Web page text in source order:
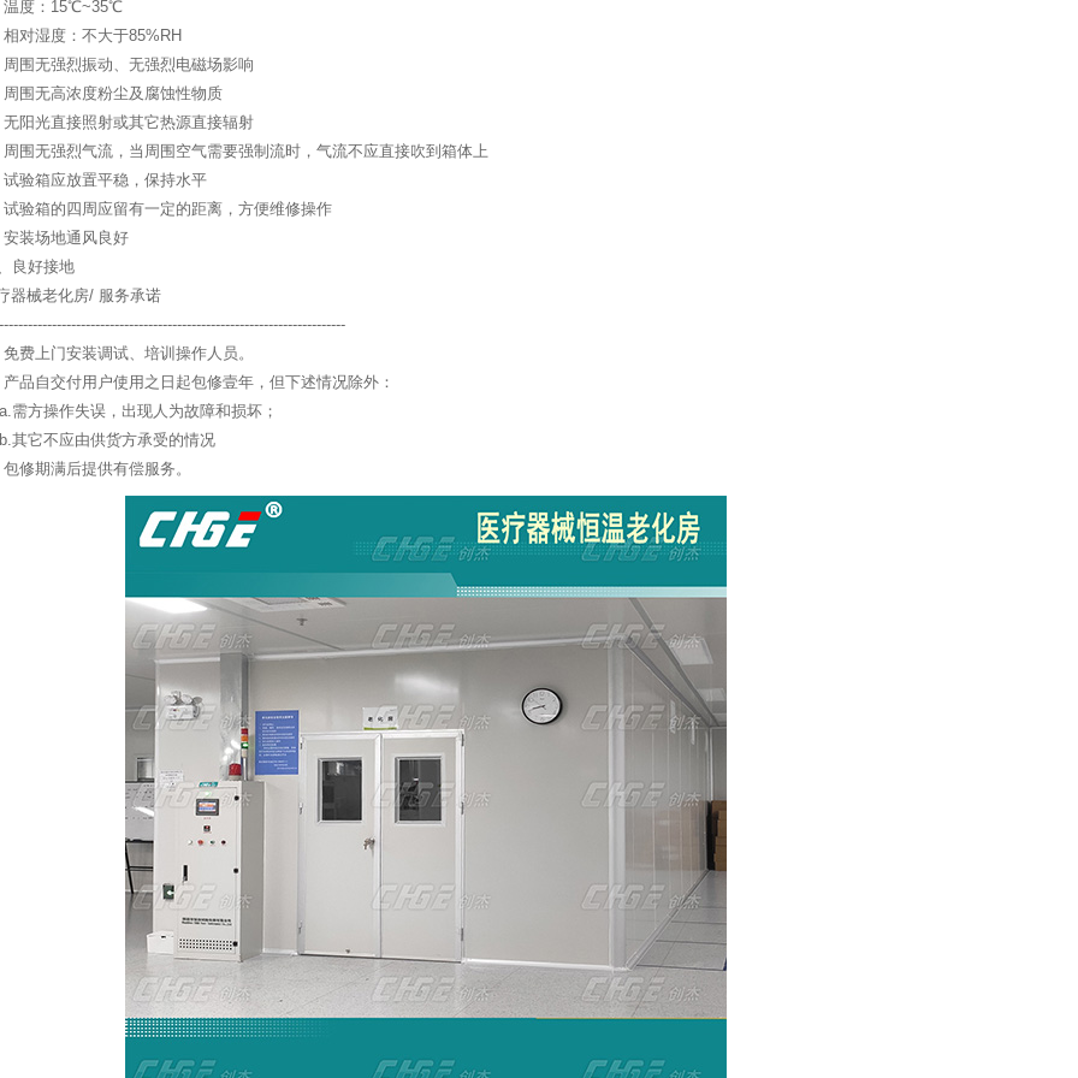
温度：15℃~35℃
相对湿度：不大于85%RH
周围无强烈振动、无强烈电磁场影响
周围无高浓度粉尘及腐蚀性物质
无阳光直接照射或其它热源直接辐射
周围无强烈气流，当周围空气需要强制流时，气流不应直接吹到箱体上
试验箱应放置平稳，保持水平
试验箱的四周应留有一定的距离，方便维修操作
安装场地通风良好
良好接地
器械老化房/ 服务承诺
免费上门安装调试、培训操作人员。
产品自交付用户使用之日起包修壹年，但下述情况除外：
方操作失误，出现人为故障和损坏；
它不应由供货方承受的情况
修期满后提供有偿服务。